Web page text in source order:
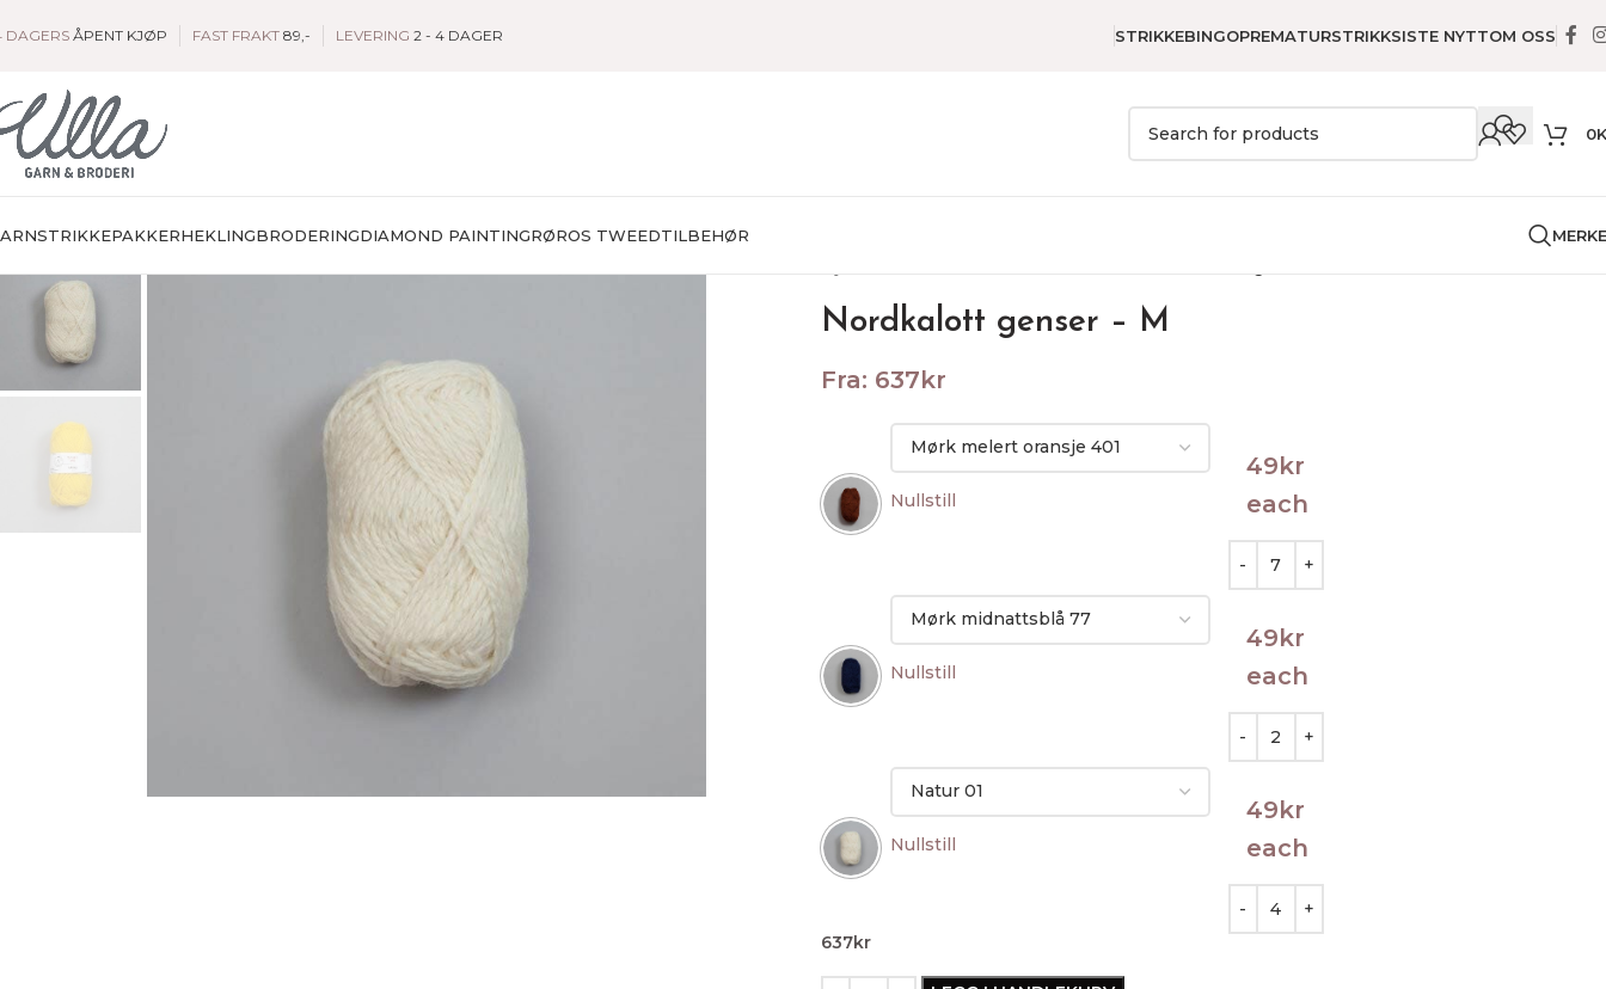
DAGERS ÅPENT KJØP FAST FRAKT 89,- LEVERING 2 - 4 DAGER STRIKKEBINGOPREMATURSTRIKKSISTE NYTTOM OSS
0
STRIKKEPAKKERHEKLINGBRODERINGDIAMOND PAINTINGRØROS TWEEDTILBEHØR
Nordkalott genser – M
Fra: 637kr
Nullstill
49kr
each
Nullstill
49kr
each
Nullstill
49kr
each
637kr